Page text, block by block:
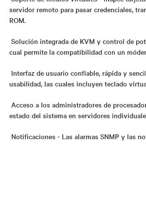
servidor remoto para pasar credenciales,
ROM.
Solución integrada de KVM y control de
cual permite la compatibilidad con un
Interfaz de usuario confiable, rápida y
usabilidad, las cuales incluyen teclado
Acceso a los administradores de
estado del sistema en servidores
Notificaciones - Las alarmas SNMP y las